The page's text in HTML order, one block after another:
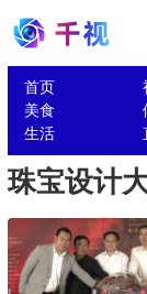
首页
美食
生活
珠宝设计